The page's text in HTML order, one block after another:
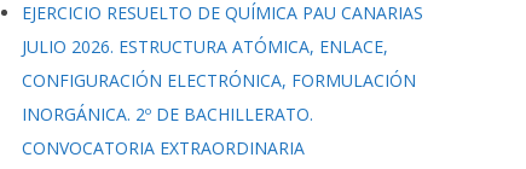
EJERCICIO RESUELTO DE QUÍMICA PAU CANARIAS
JULIO 2026. ESTRUCTURA ATÓMICA, ENLACE,
CONFIGURACIÓN ELECTRÓNICA, FORMULACIÓN
INORGÁNICA. 2º DE BACHILLERATO.
CONVOCATORIA EXTRAORDINARIA